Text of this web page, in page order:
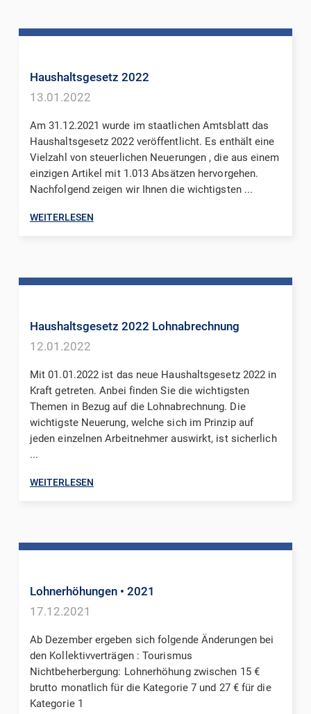
Haushaltsgesetz 2022
13.01.2022
Am 31.12.2021 wurde im staatlichen Amtsblatt das
Haushaltsgesetz 2022 veröffentlicht. Es enthält eine
Vielzahl von steuerlichen Neuerungen , die aus einem
einzigen Artikel mit 1.013 Absätzen hervorgehen.
Nachfolgend zeigen wir Ihnen die wichtigsten ...
WEITERLESEN
Haushaltsgesetz 2022 Lohnabrechnung
12.01.2022
Mit 01.01.2022 ist das neue Haushaltsgesetz 2022 in
Kraft getreten. Anbei finden Sie die wichtigsten
Themen in Bezug auf die Lohnabrechnung. Die
wichtigste Neuerung, welche sich im Prinzip auf
jeden einzelnen Arbeitnehmer auswirkt, ist sicherlich
...
WEITERLESEN
Lohnerhöhungen • 2021
17.12.2021
Ab Dezember ergeben sich folgende Änderungen bei
den Kollektivverträgen : Tourismus
Nichtbeherbergung: Lohnerhöhung zwischen 15 €
brutto monatlich für die Kategorie 7 und 27 € für die
Kategorie 1